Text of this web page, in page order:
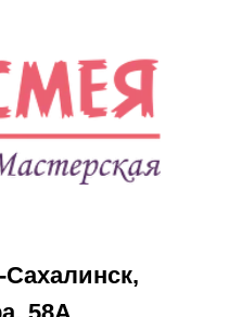
(ТЦ
д.48